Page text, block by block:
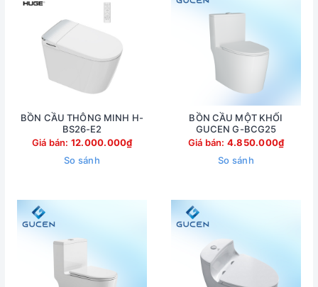
BỒN CẦU THÔNG MINH H-
BS26-E2
Giá bán: 12.000.000₫
So sánh
BỒN CẦU MỘT KHỐI
GUCEN G-BCG25
Giá bán: 4.850.000₫
So sánh